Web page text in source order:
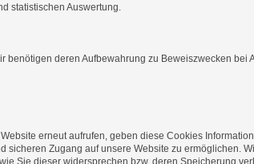
statistischen Auswertung.
deren Aufbewahrung zu Beweiszwecken bei
erneut aufrufen, geben diese Cookies
sicheren Zugang auf unsere Website zu ermöglichen.
Sie dieser widersprechen bzw. deren Speicherung